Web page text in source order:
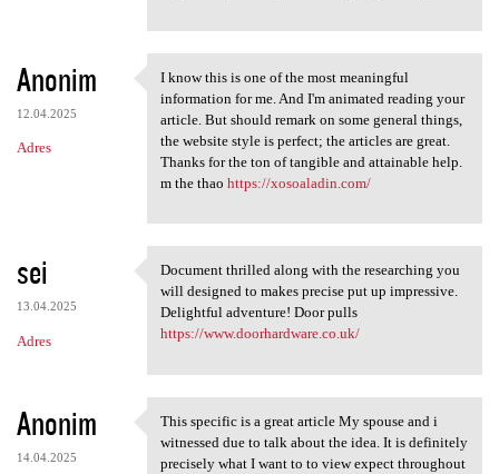
Anonim
12.04.2025
Adres
I know this is one of the
I know this is one of the most meaningful
information for me. And I'm animated reading your
article. But should remark on some general things,
the website style is perfect; the articles are great.
Thanks for the ton of tangible and attainable help.
m the thao https://xosoaladin.com/
sei
13.04.2025
Adres
Document thrilled along with
Document thrilled along with the researching you
will designed to makes precise put up impressive.
Delightful adventure! Door pulls
https://www.doorhardware.co.uk/
Anonim
14.04.2025
This specific is a great
This specific is a great article My spouse and i
witnessed due to talk about the idea. It is definitely
precisely what I want to to view expect throughout